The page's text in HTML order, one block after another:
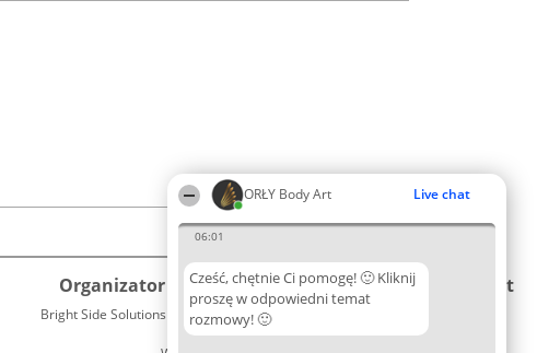
ORŁY Body Art Live chat
06:01
Cześć, chętnie Ci pomogę! 🙂 Kliknij
proszę w odpowiedni temat
rozmowy! 🙂
Organizator plebiscytu
Bright Side Solutions sp. z o. o. sp. k.
ul. Ruska 22
Plebiscyt
Lista
Kontakt